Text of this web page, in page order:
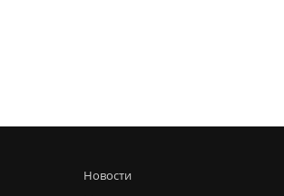
Новости